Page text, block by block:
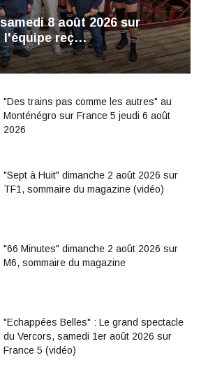
8 août 2026 sur
l'équipe reç…
"Des trains pas comme les autres" au
Monténégro sur France 5 jeudi 6 août
2026
"Sept à Huit" dimanche 2 août 2026 sur
TF1, sommaire du magazine (vidéo)
"66 Minutes" dimanche 2 août 2026 sur
M6, sommaire du magazine
"Echappées Belles" : Le grand spectacle
du Vercors, samedi 1er août 2026 sur
France 5 (vidéo)